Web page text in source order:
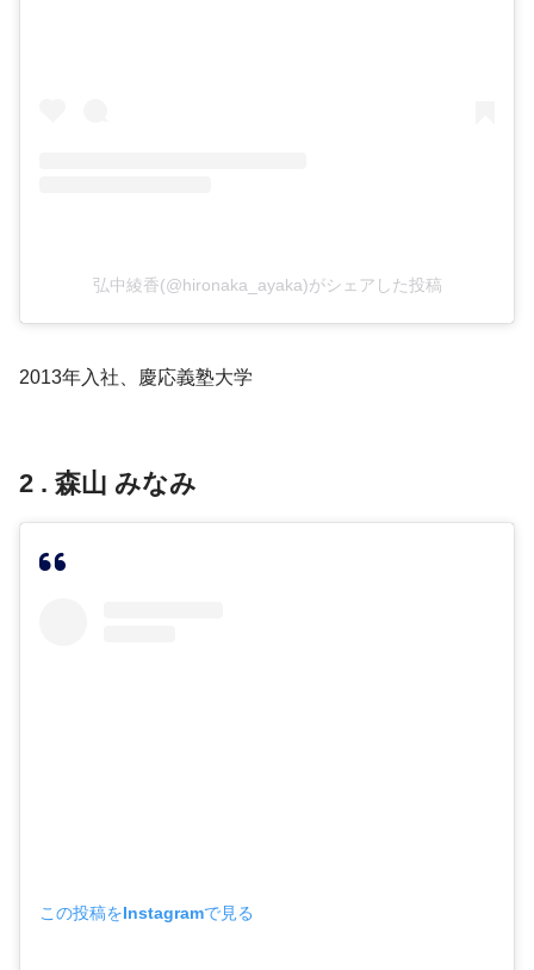
弘中綾香(@hironaka_ayaka)がシェアした投稿
2013年入社、慶応義塾大学
2 . 森山 みなみ
この投稿をInstagramで見る